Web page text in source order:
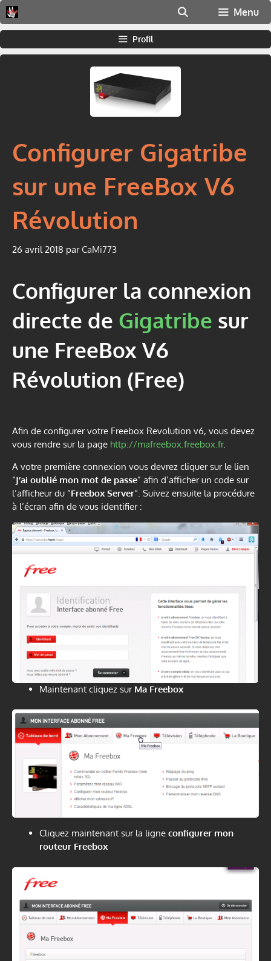
Aller
au
contenu
Menu
Profil
Configurer Gigatribe
sur une FreeBox V6
Révolution
26 avril 2018 parCaMi773
Configurer la connexion
directe de Gigatribe sur
une FreeBox V6
Révolution (Free)
Afin de configurer votre Freebox Revolution v6, vous devez
vous rendre sur la page http://mafreebox.freebox.fr.
A votre première connexion vous devrez cliquer sur le lien
“J’ai oublié mon mot de passe” afin d’afficher un code sur
l’afficheur du “Freebox Server“. Suivez ensuite la procédure
à l’écran afin de vous identifier :
Maintenant cliquez sur Ma Freebox
Cliquez maintenant sur la ligne configurer mon
routeur Freebox